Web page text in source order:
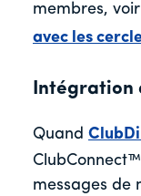
membres, voir
avec les
Quand
messages de